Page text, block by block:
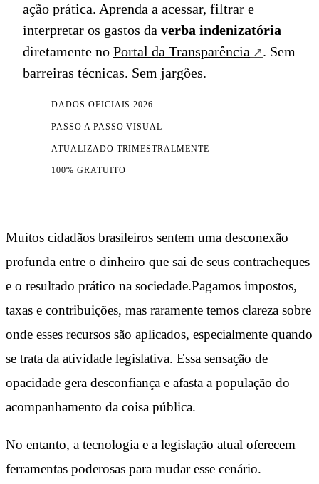
ação prática. Aprenda a acessar, filtrar e
interpretar os gastos da verba indenizatória
diretamente no Portal da Transparência
. Sem
barreiras técnicas. Sem jargões.
DADOS OFICIAIS 2026
PASSO A PASSO VISUAL
ATUALIZADO TRIMESTRALMENTE
100% GRATUITO
Muitos cidadãos brasileiros sentem uma desconexão
profunda entre o dinheiro que sai de seus contracheques
e o resultado prático na sociedade.Pagamos impostos,
taxas e contribuições, mas raramente temos clareza sobre
onde esses recursos são aplicados, especialmente quando
se trata da atividade legislativa. Essa sensação de
opacidade gera desconfiança e afasta a população do
acompanhamento da coisa pública.
No entanto, a tecnologia e a legislação atual oferecem
ferramentas poderosas para mudar esse cenário.